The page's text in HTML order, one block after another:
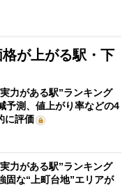
格が上がる駅・下
実力がある駅”ランキング
予測、値上がり率などの4
に評価
実力がある駅”ランキング
固な“上町台地”エリアが